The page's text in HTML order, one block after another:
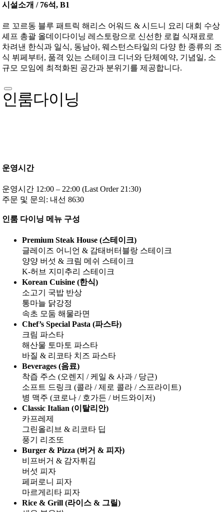
시설소개 / 76석, B1
르 꼬르동 블루 패트릭 해리스 어워드 & 시드니 요리 대회 수상
셰프 총괄 올데이다이닝 레스토랑으로 신선한 로컬 식재료로
차려낸 한식과 일식, 동남아, 웨스턴스타일의 다양 한 종류의 조
식 뷔페부터, 품격 있는 스테이크 디너와 단체예약, 기념일, 소
규모 모임에 최적화된 공간과 분위기를 제공합니다.
인룸다이닝
운영시간
운영시간 12:00 – 22:00 (Last Order 21:30)
주문 및 문의: 내선 8630
인룸 다이닝 메뉴 구성
Premium Steak House (스테이크)
글레이즈 어니언 & 감태버터블랑 스테이크
양양 버섯 & 크림 메쉬 스테이크
K-허브 지미추리 스테이크
Korean Cuisine (한식)
소고기 국밥 반상
통마늘 닭강정
속초 모둠 해물라면
Chef’s Special Pasta (파스타)
크림 파스타
해산물 토마토 파스타
바질 & 리코타 치즈 파스타
Beverages (음료)
착즙 주스 (오렌지 / 케일 & 사과 / 당근)
소프트 드링크 (콜라 / 제로 콜라 / 스프라이트)
병 맥주 (코로나 / 호가든 / 버드와이저)
Classic Italian (이탈리안)
카프레제
그린올리브 & 리코타 딥
풍기 리조또
Burger & Pizza (버거 & 피자)
비프버거 & 감자튀김
버섯 피자
페퍼로니 피자
마르게리타 피자
Rice & Grill (라이스 & 그릴)